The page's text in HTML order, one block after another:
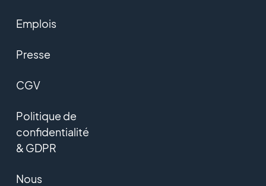
Emplois
Presse
CGV
Politique de
confidentialité
& GDPR
Nous